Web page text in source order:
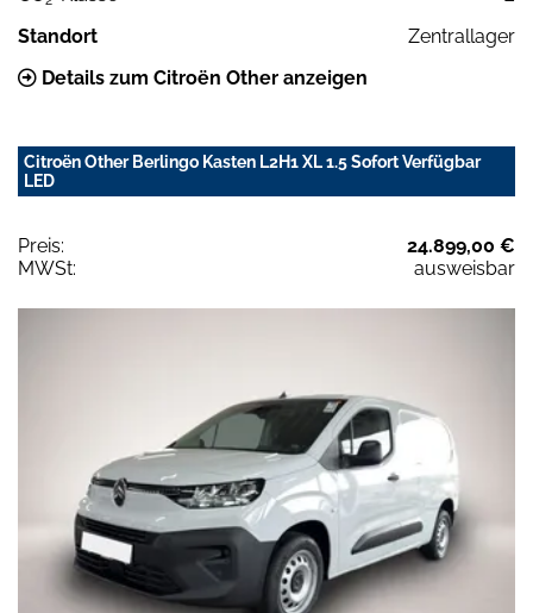
Standort
Zentrallager
Details zum Citroën Other anzeigen
Citroën Other Berlingo Kasten L2H1 XL 1.5 Sofort Verfügbar
LED
Preis:
24.899,00 €
MWSt:
ausweisbar